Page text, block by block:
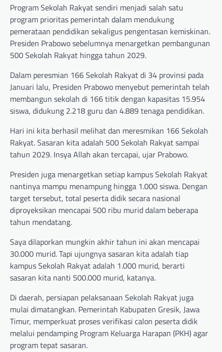
Program Sekolah Rakyat sendiri menjadi salah satu
program prioritas pemerintah dalam mendukung
pemerataan pendidikan sekaligus pengentasan kemiskinan.
Presiden Prabowo sebelumnya menargetkan pembangunan
500 Sekolah Rakyat hingga tahun 2029.
Dalam peresmian 166 Sekolah Rakyat di 34 provinsi pada
Januari lalu, Presiden Prabowo menyebut pemerintah telah
membangun sekolah di 166 titik dengan kapasitas 15.954
siswa, didukung 2.218 guru dan 4.889 tenaga pendidikan.
Hari ini kita berhasil melihat dan meresmikan 166 Sekolah
Rakyat. Sasaran kita adalah 500 Sekolah Rakyat sampai
tahun 2029. Insya Allah akan tercapai, ujar Prabowo.
Presiden juga menargetkan setiap kampus Sekolah Rakyat
nantinya mampu menampung hingga 1.000 siswa. Dengan
target tersebut, total peserta didik secara nasional
diproyeksikan mencapai 500 ribu murid dalam beberapa
tahun mendatang.
Saya dilaporkan mungkin akhir tahun ini akan mencapai
30.000 murid. Tapi ujungnya sasaran kita adalah tiap
kampus Sekolah Rakyat adalah 1.000 murid, berarti
sasaran kita nanti 500.000 murid, katanya.
Di daerah, persiapan pelaksanaan Sekolah Rakyat juga
mulai dimatangkan. Pemerintah Kabupaten Gresik, Jawa
Timur, memperkuat proses verifikasi calon peserta didik
melalui pendamping Program Keluarga Harapan (PKH) agar
program tepat sasaran.